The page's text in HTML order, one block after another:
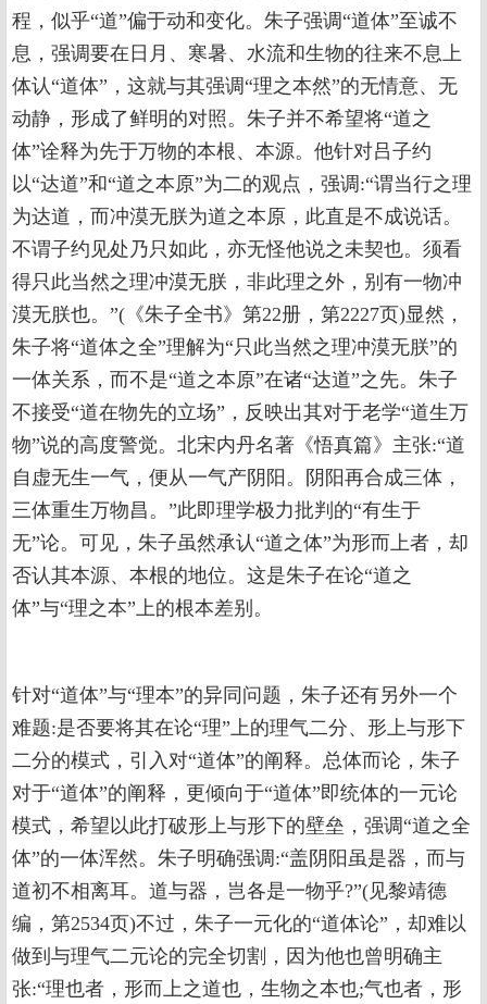
程，似乎“道”偏于动和变化。朱子强调“道体”至诚不
息，强调要在日月、寒暑、水流和生物的往来不息上
体认“道体”，这就与其强调“理之本然”的无情意、无
动静，形成了鲜明的对照。朱子并不希望将“道之
体”诠释为先于万物的本根、本源。他针对吕子约
以“达道”和“道之本原”为二的观点，强调:“谓当行之理
为达道，而冲漠无朕为道之本原，此直是不成说话。
不谓子约见处乃只如此，亦无怪他说之未契也。须看
得只此当然之理冲漠无朕，非此理之外，别有一物冲
漠无朕也。”(《朱子全书》第22册，第2227页)显然，
朱子将“道体之全”理解为“只此当然之理冲漠无朕”的
一体关系，而不是“道之本原”在诸“达道”之先。朱子
不接受“道在物先的立场”，反映出其对于老学“道生万
物”说的高度警觉。北宋内丹名著《悟真篇》主张:“道
自虚无生一气，便从一气产阴阳。阴阳再合成三体，
三体重生万物昌。”此即理学极力批判的“有生于
无”论。可见，朱子虽然承认“道之体”为形而上者，却
否认其本源、本根的地位。这是朱子在论“道之
体”与“理之本”上的根本差别。
针对“道体”与“理本”的异同问题，朱子还有另外一个
难题:是否要将其在论“理”上的理气二分、形上与形下
二分的模式，引入对“道体”的阐释。总体而论，朱子
对于“道体”的阐释，更倾向于“道体”即统体的一元论
模式，希望以此打破形上与形下的壁垒，强调“道之全
体”的一体浑然。朱子明确强调:“盖阴阳虽是器，而与
道初不相离耳。道与器，岂各是一物乎?”(见黎靖德
编，第2534页)不过，朱子一元化的“道体论”，却难以
做到与理气二元论的完全切割，因为他也曾明确主
张:“理也者，形而上之道也，生物之本也;气也者，形